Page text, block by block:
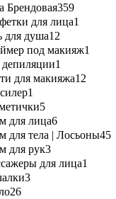
Брендовая359
для лица1
для душа12
под макияж1
1
для макияжа12
1
5
для лица6
для тела | Лосьоны45
для рук3
для лица1
3
26